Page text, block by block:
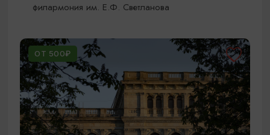
филармония им. Е.Ф. Светланова
ОТ 500₽